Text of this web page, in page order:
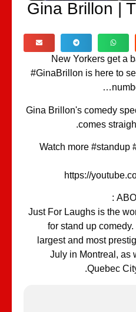
Gina
New Yorkers
#GinaBrillon is
Gina Brillon's
Watch more
https://
Just For Laughs
for stand up
largest and
July in